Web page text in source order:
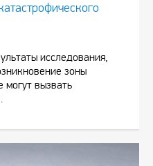
исследования,
зоны
могут вызвать